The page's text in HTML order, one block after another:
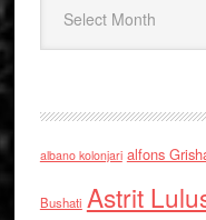
albano kolonjari alfons
Bushati Astrit